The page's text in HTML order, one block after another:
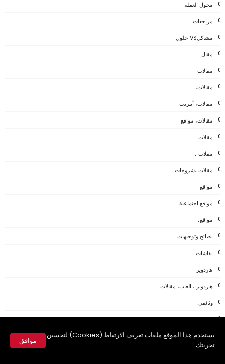
يستخدم هذا الموقع ملفات تعريف الارتباط (Cookies) لتحسين
تجربتك.
موافق
محول العملة
مراجعات
مشاكلVS حلول
مقال
مقالات
مقالات،
مقالات، أنترنت
مقالات، مواقع
مقلات
مقلات ،
مقلات ،شروحات
مواقع
مواقع اجتماعية
مواقع،
نصائح وتوجيهات
نقاشات
هاردوير
هاردوير ، العاب، مقالات
وثائقي
وظائف
ويندوز